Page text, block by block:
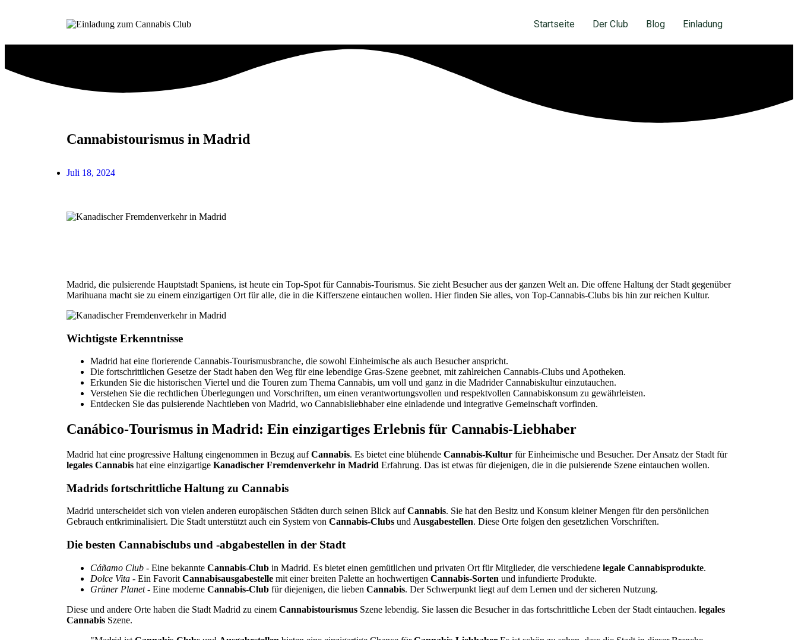
Startseite Der Club Blog Einladung
Cannabistourismus in Madrid
Juli 18, 2024
Madrid, die pulsierende Hauptstadt Spaniens, ist heute ein Top-Spot für Cannabis-Tourismus. Sie zieht Besucher aus der ganzen Welt an. Die offene Haltung der Stadt gegenüber
Marihuana macht sie zu einem einzigartigen Ort für alle, die in die Kifferszene eintauchen wollen. Hier finden Sie alles, von Top-Cannabis-Clubs bis hin zur reichen Kultur.
Wichtigste Erkenntnisse
Madrid hat eine florierende Cannabis-Tourismusbranche, die sowohl Einheimische als auch Besucher anspricht.
Die fortschrittlichen Gesetze der Stadt haben den Weg für eine lebendige Gras-Szene geebnet, mit zahlreichen Cannabis-Clubs und Apotheken.
Erkunden Sie die historischen Viertel und die Touren zum Thema Cannabis, um voll und ganz in die Madrider Cannabiskultur einzutauchen.
Verstehen Sie die rechtlichen Überlegungen und Vorschriften, um einen verantwortungsvollen und respektvollen Cannabiskonsum zu gewährleisten.
Entdecken Sie das pulsierende Nachtleben von Madrid, wo Cannabisliebhaber eine einladende und integrative Gemeinschaft vorfinden.
Canábico-Tourismus in Madrid: Ein einzigartiges Erlebnis für Cannabis-Liebhaber
Madrid hat eine progressive Haltung eingenommen in Bezug aufCannabis. Es bietet eine blühende Cannabis-Kultur für Einheimische und Besucher. Der Ansatz der Stadt für
legales Cannabis hat eine einzigartige Kanadischer Fremdenverkehr in Madrid Erfahrung. Das ist etwas für diejenigen, die in die pulsierende Szene eintauchen wollen.
Madrids fortschrittliche Haltung zu Cannabis
Madrid unterscheidet sich von vielen anderen europäischen Städten durch seinen Blick aufCannabis. Sie hat den Besitz und Konsum kleiner Mengen für den persönlichen
Gebrauch entkriminalisiert. Die Stadt unterstützt auch ein System von Cannabis-Clubs und Ausgabestellen. Diese Orte folgen den gesetzlichen Vorschriften.
Die besten Cannabisclubs und -abgabestellen in der Stadt
Cáñamo Club - Eine bekannte Cannabis-Club in Madrid. Es bietet einen gemütlichen und privaten Ort für Mitglieder, die verschiedene legale Cannabisprodukte.
Dolce Vita - Ein Favorit Cannabisausgabestelle mit einer breiten Palette an hochwertigen Cannabis-Sorten und infundierte Produkte.
Grüner Planet- Eine moderne Cannabis-Club für diejenigen, die lieben Cannabis. Der Schwerpunkt liegt auf dem Lernen und der sicheren Nutzung.
Diese und andere Orte haben die Stadt Madrid zu einem Cannabistourismus Szene lebendig. Sie lassen die Besucher in das fortschrittliche Leben der Stadt eintauchen. legales
Cannabis Szene.